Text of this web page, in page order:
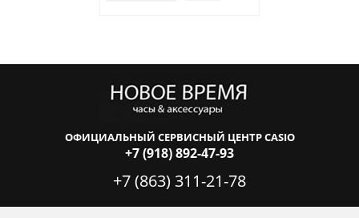
ОФИЦИАЛЬНЫЙ СЕРВИСНЫЙ ЦЕНТР CASIO
+7 (918) 892-47-93
+7 (863) 311-21-78